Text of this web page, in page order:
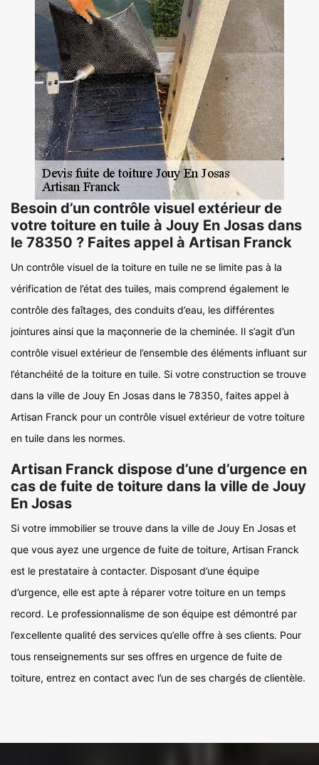
Besoin d’un contrôle visuel extérieur de
votre toiture en tuile à Jouy En Josas dans
le 78350 ? Faites appel à Artisan Franck
Un contrôle visuel de la toiture en tuile ne se limite pas à la
vérification de l’état des tuiles, mais comprend également le
contrôle des faîtages, des conduits d’eau, les différentes
jointures ainsi que la maçonnerie de la cheminée. Il s’agit d’un
contrôle visuel extérieur de l’ensemble des éléments influant sur
l’étanchéité de la toiture en tuile. Si votre construction se trouve
dans la ville de Jouy En Josas dans le 78350, faites appel à
Artisan Franck pour un contrôle visuel extérieur de votre toiture
en tuile dans les normes.
Artisan Franck dispose d’une d’urgence en
cas de fuite de toiture dans la ville de Jouy
En Josas
Si votre immobilier se trouve dans la ville de Jouy En Josas et
que vous ayez une urgence de fuite de toiture, Artisan Franck
est le prestataire à contacter. Disposant d’une équipe
d’urgence, elle est apte à réparer votre toiture en un temps
record. Le professionnalisme de son équipe est démontré par
l’excellente qualité des services qu’elle offre à ses clients. Pour
tous renseignements sur ses offres en urgence de fuite de
toiture, entrez en contact avec l’un de ses chargés de clientèle.